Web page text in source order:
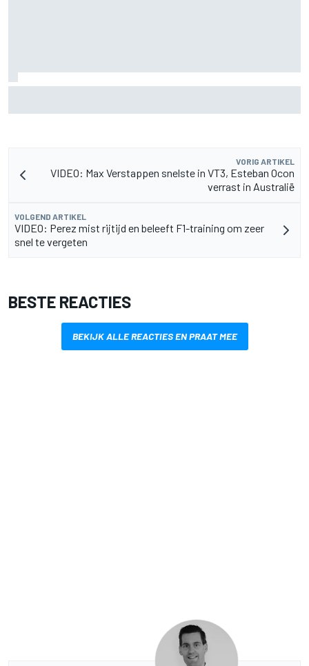
VORIG ARTIKEL
VIDEO: Max Verstappen snelste in VT3, Esteban Ocon
verrast in Australië
VOLGEND ARTIKEL
VIDEO: Perez mist rijtijd en beleeft F1-training om zeer
snel te vergeten
BESTE REACTIES
BEKIJK ALLE REACTIES EN PRAAT MEE